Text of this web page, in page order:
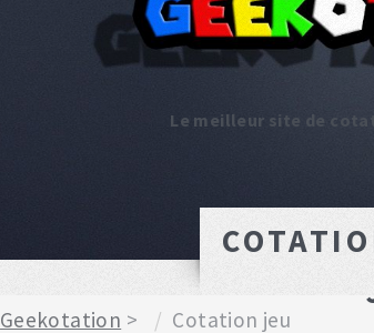
Le meilleur site de
Geekotation Cotation jeu